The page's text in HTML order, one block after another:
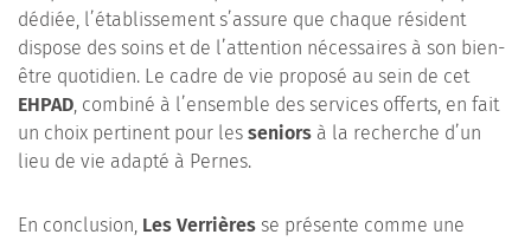
dédiée, l’établissement s’assure que chaque résident
dispose des soins et de l’attention nécessaires à son bien-
être quotidien. Le cadre de vie proposé au sein de cet
EHPAD, combiné à l’ensemble des services offerts, en fait
un choix pertinent pour les seniors à la recherche d’un
lieu de vie adapté à Pernes.
En conclusion, Les Verrières se présente comme une